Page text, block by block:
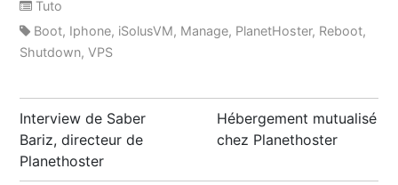
Tuto
Boot, Iphone, iSolusVM, Manage, PlanetHoster, Reboot,
Shutdown,VPS
Post
navigation
Interview de Saber
Bariz, directeur de
Planethoster
Hébergement mutualisé
chez Planethoster